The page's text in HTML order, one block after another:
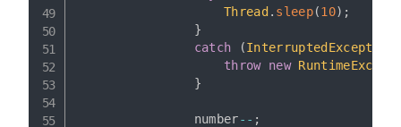
Thread . sleep(10) ;
}
catch
(InterruptedException
throw new
}
                number
-- ;